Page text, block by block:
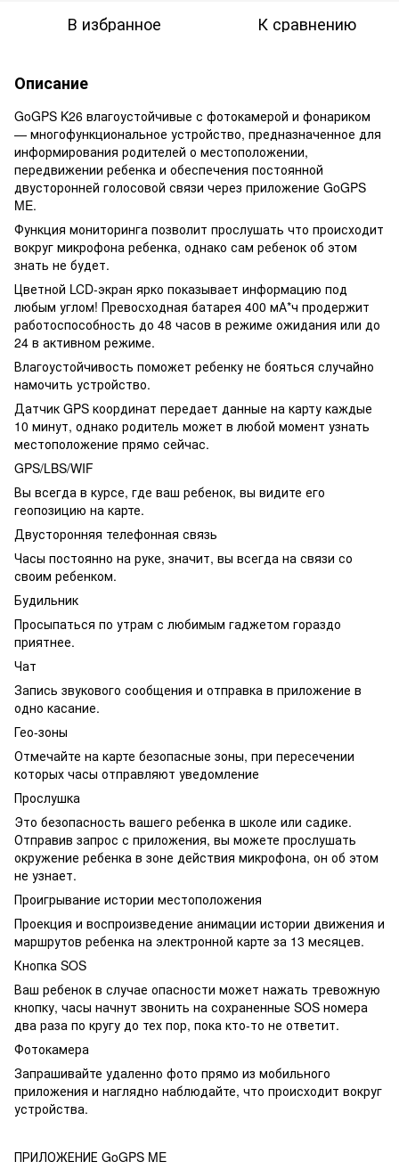
В избранное К сравнению
Описание
GoGPS K26 влагоустойчивые с фотокамерой и фонариком
— многофункциональное устройство, предназначенное для
информирования родителей о местоположении,
передвижении ребенка и обеспечения постоянной
двусторонней голосовой связи через приложение GoGPS
ME.
Функция мониторинга позволит прослушать что происходит
вокруг микрофона ребенка, однако сам ребенок об этом
знать не будет.
Цветной LCD-экран ярко показывает информацию под
любым углом! Превосходная батарея 400 мА*ч продержит
работоспособность до 48 часов в режиме ожидания или до
24 в активном режиме.
Влагоустойчивость поможет ребенку не бояться случайно
намочить устройство.
Датчик GPS координат передает данные на карту каждые
10 минут, однако родитель может в любой момент узнать
местоположение прямо сейчас.
GPS/LBS/WIF
Вы всегда в курсе, где ваш ребенок, вы видите его
геопозицию на карте.
Двусторонняя телефонная связь
Часы постоянно на руке, значит, вы всегда на связи со
своим ребенком.
Будильник
Просыпаться по утрам с любимым гаджетом гораздо
приятнее.
Чат
Запись звукового сообщения и отправка в приложение в
одно касание.
Гео-зоны
Отмечайте на карте безопасные зоны, при пересечении
которых часы отправляют уведомление
Прослушка
Это безопасность вашего ребенка в школе или садике.
Отправив запрос с приложения, вы можете прослушать
окружение ребенка в зоне действия микрофона, он об этом
не узнает.
Проигрывание истории местоположения
Проекция и воспроизведение анимации истории движения и
маршрутов ребенка на электронной карте за 13 месяцев.
Кнопка SOS
Ваш ребенок в случае опасности может нажать тревожную
кнопку, часы начнут звонить на сохраненные SOS номера
два раза по кругу до тех пор, пока кто-то не ответит.
Фотокамера
Запрашивайте удаленно фото прямо из мобильного
приложения и наглядно наблюдайте, что происходит вокруг
устройства.
ПРИЛОЖЕНИЕ GoGPS ME